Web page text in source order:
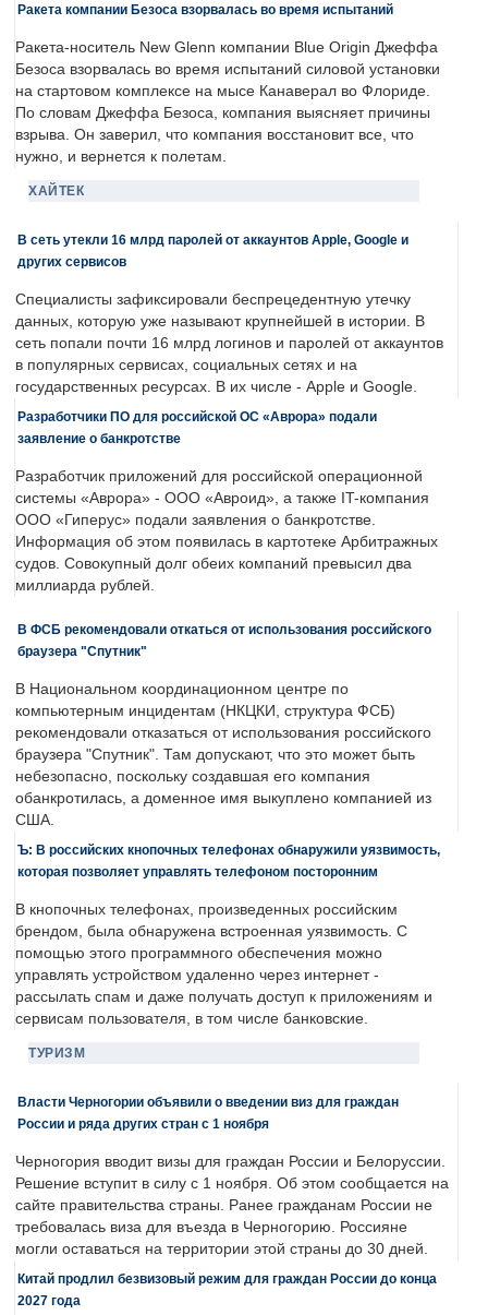
Ракета компании Безоса взорвалась во время испытаний
Ракета-носитель New Glenn компании Blue Origin Джеффа
Безоса взорвалась во время испытаний силовой установки
на стартовом комплексе на мысе Канаверал во Флориде.
По словам Джеффа Безоса, компания выясняет причины
взрыва. Он заверил, что компания восстановит все, что
нужно, и вернется к полетам.
ХАЙТЕК
В сеть утекли 16 млрд паролей от аккаунтов Apple, Google и
других сервисов
Специалисты зафиксировали беспрецедентную утечку
данных, которую уже называют крупнейшей в истории. В
сеть попали почти 16 млрд логинов и паролей от аккаунтов
в популярных сервисах, социальных сетях и на
государственных ресурсах. В их числе - Apple и Google.
Разработчики ПО для российской ОС «Аврора» подали
заявление о банкротстве
Разработчик приложений для российской операционной
системы «Аврора» - ООО «Авроид», а также IT-компания
ООО «Гиперус» подали заявления о банкротстве.
Информация об этом появилась в картотеке Арбитражных
судов. Совокупный долг обеих компаний превысил два
миллиарда рублей.
В ФСБ рекомендовали откаться от использования российского
браузера "Спутник"
В Национальном координационном центре по
компьютерным инцидентам (НКЦКИ, структура ФСБ)
рекомендовали отказаться от использования российского
браузера "Спутник". Там допускают, что это может быть
небезопасно, поскольку создавшая его компания
обанкротилась, а доменное имя выкуплено компанией из
США.
Ъ: В российских кнопочных телефонах обнаружили уязвимость,
которая позволяет управлять телефоном посторонним
В кнопочных телефонах, произведенных российским
брендом, была обнаружена встроенная уязвимость. С
помощью этого программного обеспечения можно
управлять устройством удаленно через интернет -
рассылать спам и даже получать доступ к приложениям и
сервисам пользователя, в том числе банковские.
ТУРИЗМ
Власти Черногории объявили о введении виз для граждан
России и ряда других стран с 1 ноября
Черногория вводит визы для граждан России и Белоруссии.
Решение вступит в силу с 1 ноября. Об этом сообщается на
сайте правительства страны. Ранее гражданам России не
требовалась виза для въезда в Черногорию. Россияне
могли оставаться на территории этой страны до 30 дней.
Китай продлил безвизовый режим для граждан России до конца
2027 года